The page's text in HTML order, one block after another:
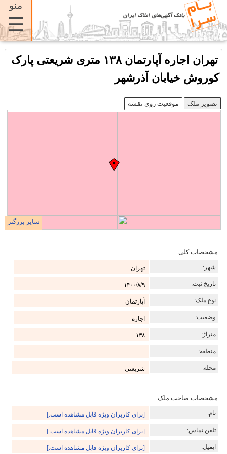
منو
☰
تهران اجاره آپارتمان ۱۳۸ متری شریعتی پارک
کوروش خیابان آذرشهر
تصویر ملک موقعیت روی نقشه
سایز بزرگتر
مشخصات کلی
شهر: تهران
تاریخ ثبت: ۱۴۰۰/۸/۹
نوع ملک: آپارتمان
وضعیت: اجاره
متراژ: ۱۳۸
منطقه:
محله: شریعتی
مشخصات صاحب ملک
نام: [برای کاربران ویژه قابل مشاهده است.]
تلفن تماس: [برای کاربران ویژه قابل مشاهده است.]
ایمیل: [برای کاربران ویژه قابل مشاهده است.]